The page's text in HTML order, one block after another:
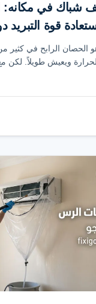
شباك في مكانه:
قوة
الحصان الرابح في كثير
ويعيش طويلاً. لكن